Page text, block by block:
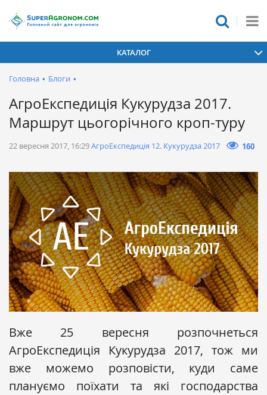
КАТАЛОГ
Головна • Блоги •
АгроЕкспедиція Кукурудза 2017.
Маршрут цьогорічного кроп-туру
22 вересня 2017, 16:29АгроЕкспедиція 12. Кукурудза 2017 160
Вже 25 вересня розпочнеться
АгроЕкспедиція Кукурудза 2017, тож ми
вже можемо розповісти, куди саме
плануємо поїхати та які господарства